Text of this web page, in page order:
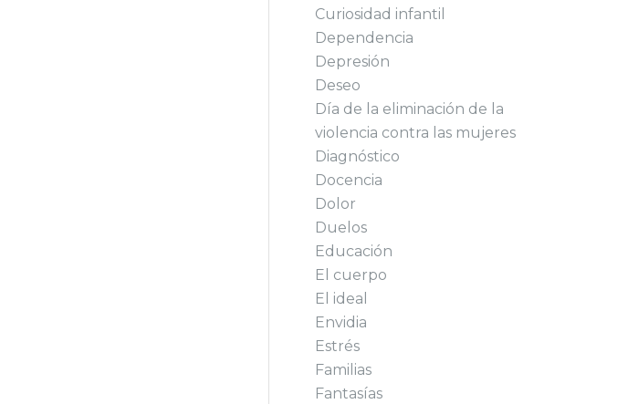
Curiosidad infantil
Dependencia
Depresión
Deseo
Día de la eliminación de la
violencia contra las mujeres
Diagnóstico
Docencia
Dolor
Duelos
Educación
El cuerpo
El ideal
Envidia
Estrés
Familias
Fantasías